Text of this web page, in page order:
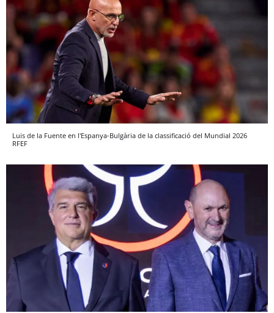
Luis de la Fuente en l'Espanya-Bulgària de la classificació del Mundial 2026
RFEF